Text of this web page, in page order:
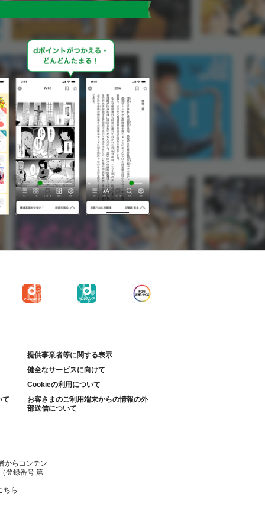
提供事業者等に関する表示
健全なサービスに向けて
Cookieの利用について
て
お客さまのご利用端末からの情報の外
部送信について
からコンテン
登録番号 第
ちら